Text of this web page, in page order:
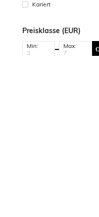
Kariert
Preisklasse (EUR)
Min: Max: